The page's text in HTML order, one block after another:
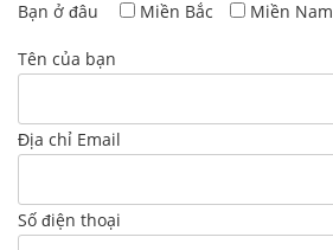
Bạn ở đâu
Miền Bắc Miền Nam
Tên của bạn
Địa chỉ Email
Số điện thoại